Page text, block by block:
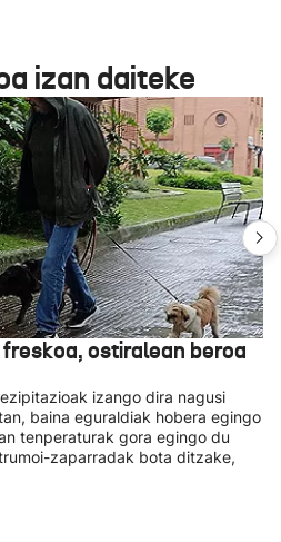
izan daiteke
ostiralean beroa
izango dira nagusi
baina eguraldiak hobera egingo
tenperaturak gora egingo du
zaparradak bota ditzake,